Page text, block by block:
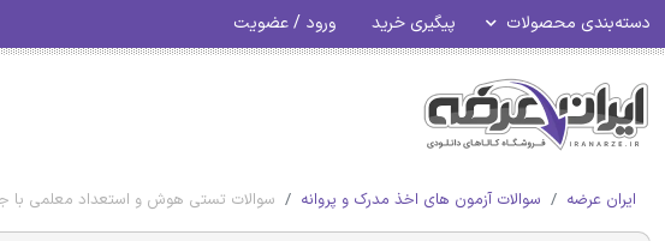
دسته‌بندی محصولات پیگیری خرید ورود / عضویت
ایران عرضه سوالات آزمون های اخذ مدرک و پروانه سوالات تستی هوش و استعداد معلمی با